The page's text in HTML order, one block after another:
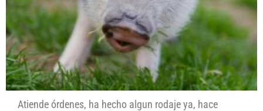
Atiende órdenes, ha hecho algun rodaje ya, hace